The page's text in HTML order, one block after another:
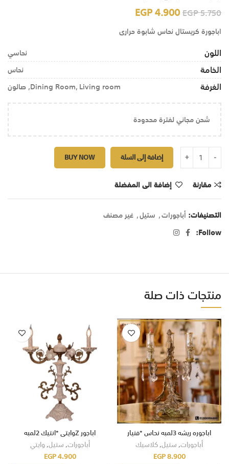
EGP5.750
EGP4.900
اباجورة كريستال نحاس شابوة حرارى
اللون نحاسي
الخامة نحاس
الغرفة Dining Room, Living room, صالون
شحن مجاني لفترة محدودة
إضافة إلى السلة BUY NOW
مقارنة إضافة الى المفضلة
التصنيفات: أباجورات, ستيل, غير مصنف
Follow:
منتجات ذات صلة
اباجوره ريشه 3لمبه نحاس *فنيار
أباجورات,ستيل,كلاسيك
EGP8.900
اباجور Zوايتى *انتيك 2لمبه
أباجورات,ستيل,وايتي
EGP4.900